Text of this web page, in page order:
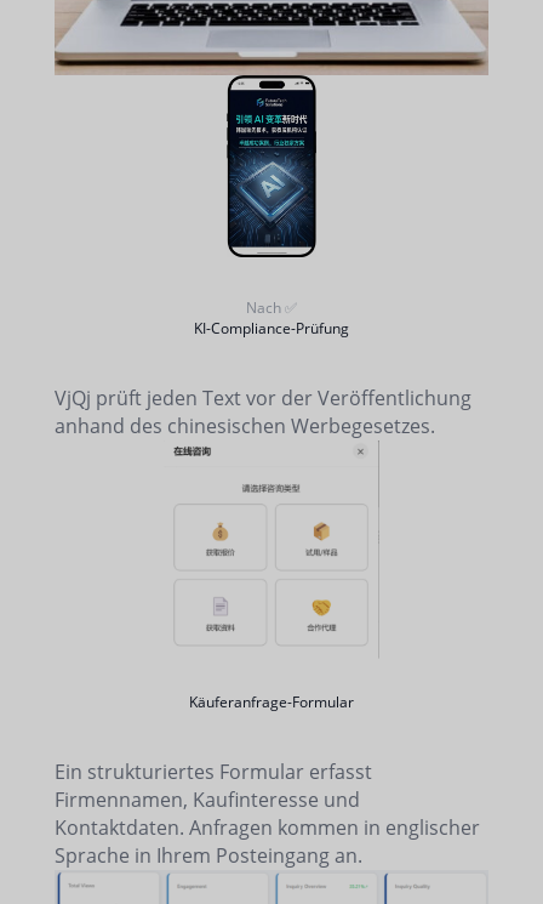
Nach ✅
KI-Compliance-Prüfung
VjQj prüft jeden Text vor der Veröffentlichung
anhand des chinesischen Werbegesetzes.
Käuferanfrage-Formular
Ein strukturiertes Formular erfasst
Firmennamen, Kaufinteresse und
Kontaktdaten. Anfragen kommen in englischer
Sprache in Ihrem Posteingang an.